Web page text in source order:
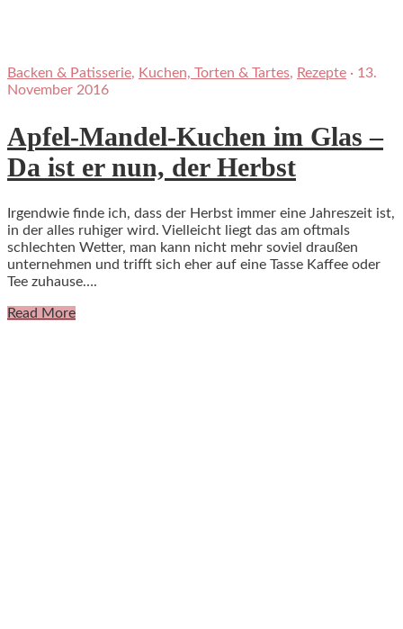
Backen & Patisserie, Kuchen, Torten & Tartes, Rezepte · 13.
November 2016
Apfel-Mandel-Kuchen im Glas –
Da ist er nun, der Herbst
Irgendwie finde ich, dass der Herbst immer eine Jahreszeit ist,
in der alles ruhiger wird. Vielleicht liegt das am oftmals
schlechten Wetter, man kann nicht mehr soviel draußen
unternehmen und trifft sich eher auf eine Tasse Kaffee oder
Tee zuhause….
Read More